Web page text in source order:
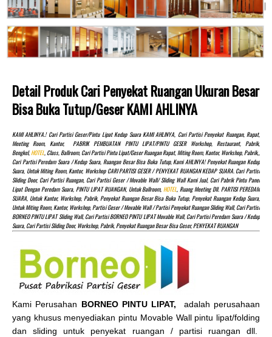
Detail Produk Cari Penyekat Ruangan Ukuran Besar
Bisa Buka Tutup/geser KAMI AHLINYA
KAMI AHLINYA.! Cari Partisi Geser/pintu Lipat Kedap Suara KAMI AHLINYA, Cari Partisi Penyekat Ruangan, Rapat,
Meeting Room, Kantor, PABRIK PEMBUATAN PINTU LIPAT/PINTU GESER Workshop, Restaurant, Pabrik,
Bengkel,HOTEL, Class, Ballroom, Cari Partisi Pintu Lipat/Geser Ruangan Rapat, Miting Room, Kantor, Workshop, Pabrik,,
Cari Partisi Peredam Suara / Kedap Suara, Ruangan Besar Bisa Buka Tutup, Kami AHLINYA! Penyekat Ruangan Kedap
Suara, Untuk Miting Room, Kantor, Workshop CARI PARTISI GESER / PENYEKAT RUANGAN KEDAP SUARA. Cari Partisi
Sliding Door, Cari Partisi Ruangan, Cari Partisi Geser / Movable Wall/ Sliding Wall Kami Jual, Cari Pabrik Pintu Panel
Lipat Dengan Peredam Suara, PINTU LIPAT RUANGAN, Untuk Ballroom,HOTEL, Ruang Meeting Dll. PARTISI PEREDAM
SUARA, Untuk Kantor, Workshop, Pabrik, Penyekat Ruangan Besar Bisa Buka Tutup, Penyekat Ruangan Kedap Suara,
Untuk Miting Room, Kantor, Workshop, Partisi Geser / Movable Wall / Partisi Penyekat Ruangan Sliding Wall, Cari Partisi
BORNEO PINTU LIPAT Sliding Wall, Cari Partisi BORNEO PINTU LIPAT Movable Wall, Cari Partisi Peredam Suara / Kedap
Suara, Cari Partisi Sliding Door, Workshop, Pabrik, Penyekat Ruangan Besar Bisa Geser, PENYEKAT RUANGAN
Kami Perusahan BORNEO PINTU LIPAT, adalah perusahaan
yang khusus menyediakan pintu Movable Wall pintu lipat/folding
dan sliding untuk penyekat ruangan / partisi ruangan dll.